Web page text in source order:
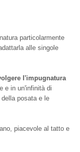
particolarmente
alle singole
l'impugnatura
e in un'infinità di
posata e le
piacevole al tatto e